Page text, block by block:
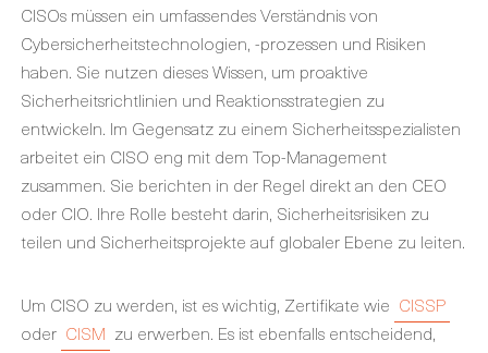
CISOs müssen ein umfassendes Verständnis von
Cybersicherheitstechnologien, -prozessen und Risiken
haben. Sie nutzen dieses Wissen, um proaktive
Sicherheitsrichtlinien und Reaktionsstrategien zu
entwickeln. Im Gegensatz zu einem Sicherheitsspezialisten
arbeitet ein CISO eng mit dem Top-Management
zusammen. Sie berichten in der Regel direkt an den CEO
oder CIO. Ihre Rolle besteht darin, Sicherheitsrisiken zu
teilen und Sicherheitsprojekte auf globaler Ebene zu leiten.
Um CISO zu werden, ist es wichtig, Zertifikate wie CISSP
oder CISM zu erwerben. Es ist ebenfalls entscheidend,